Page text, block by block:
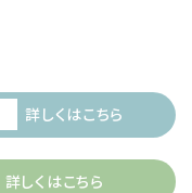
詳しくはこちら
詳しくはこちら